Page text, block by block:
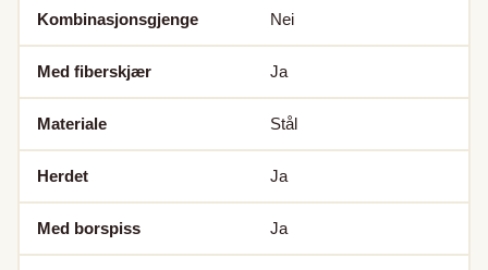
Kombinasjonsgjenge Nei
Med fiberskjær Ja
Materiale Stål
Herdet Ja
Med borspiss Ja